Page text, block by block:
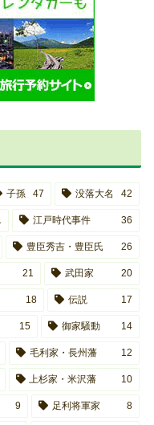
子孫 47 没落大名 42
江戸時代事件 36
豊臣秀吉・豊臣氏 26
21 武田家 20
18 伝説 17
15 御家騒動 14
毛利家・長州藩 12
上杉家・米沢藩 10
9 足利将軍家 8